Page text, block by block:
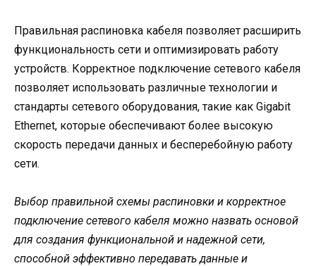
Правильная распиновка кабеля позволяет расширить
функциональность сети и оптимизировать работу
устройств. Корректное подключение сетевого кабеля
позволяет использовать различные технологии и
стандарты сетевого оборудования, такие как Gigabit
Ethernet, которые обеспечивают более высокую
скорость передачи данных и бесперебойную работу
сети.
Выбор правильной схемы распиновки и корректное
подключение сетевого кабеля можно назвать основой
для создания функциональной и надежной сети,
способной эффективно передавать данные и